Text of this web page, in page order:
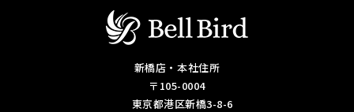
新橋店・本社住所
〒105-0004
東京都港区新橋3-8-6